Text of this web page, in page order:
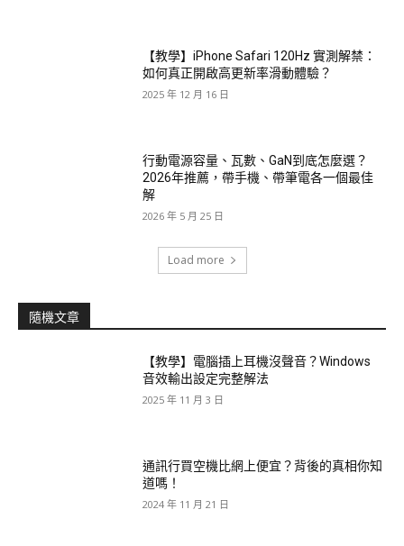
【教學】iPhone Safari 120Hz 實測解禁：
如何真正開啟高更新率滑動體驗？
2025 年 12 月 16 日
行動電源容量、瓦數、GaN到底怎麼選？
2026年推薦，帶手機、帶筆電各一個最佳
解
2026 年 5 月 25 日
Load more
隨機文章
【教學】電腦插上耳機沒聲音？Windows
音效輸出設定完整解法
2025 年 11 月 3 日
通訊行買空機比網上便宜？背後的真相你知
道嗎！
2024 年 11 月 21 日